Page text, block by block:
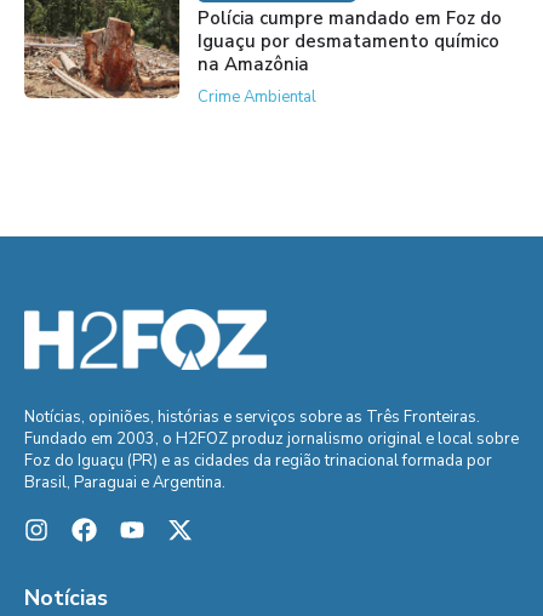
Polícia cumpre mandado em Foz do
Iguaçu por desmatamento químico
na Amazônia
Crime Ambiental
Notícias, opiniões, histórias e serviços sobre as Três Fronteiras.
Fundado em 2003, o H2FOZ produz jornalismo original e local sobre
Foz do Iguaçu (PR) e as cidades da região trinacional formada por
Brasil, Paraguai e Argentina.
Notícias